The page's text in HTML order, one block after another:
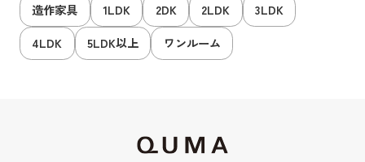
造作家具
1LDK 2DK 2LDK
3LDK
4LDK
5LDK以上 ワンルーム